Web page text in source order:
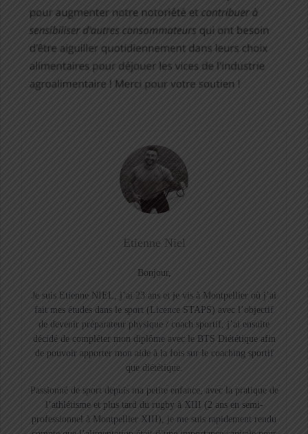
Etienne Niel
Bonjour,
Je suis Etienne NIEL, j’ai 23 ans et je vis à Montpellier où j’ai
fait mes études dans le sport (Licence STAPS) avec l’objectif
de devenir préparateur physique / coach sportif, j’ai ensuite
décidé de compléter mon diplôme avec le BTS Diététique afin
de pouvoir apporter mon aide à la fois sur le coaching sportif
que diététique.
Passionné de sport depuis ma petite enfance, avec la pratique de
l’athlétisme et plus tard du rugby à XIII (2 ans en semi-
professionnel à Montpellier XIII), je me suis rapidement rendu